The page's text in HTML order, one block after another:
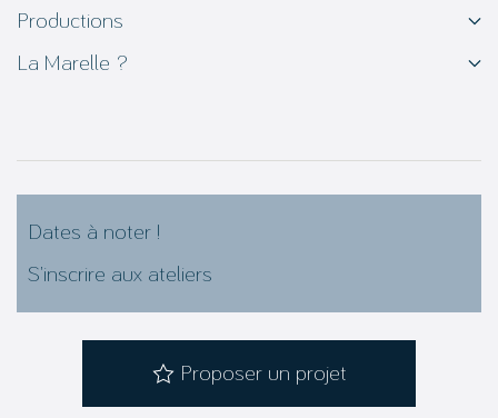
Productions
La Marelle ?
Dates à noter !
S’inscrire aux ateliers
Proposer un projet